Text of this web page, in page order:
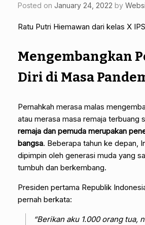
Posted on January 24, 2022 by
Ratu Putri Hiemawan dari kelas X IPS
Mengembangkan
Diri di Masa
Pernahkah merasa malas
atau merasa masa remaja terbuang
remaja dan pemuda merupakan
bangsa. Beberapa tahun ke depan,
dipimpin oleh generasi muda yang
tumbuh dan berkembang.
Presiden pertama Republik
pernah berkata:
“Berikan aku 1.000 orang tua,